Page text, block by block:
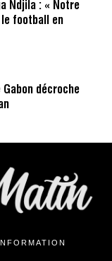
Ndjila : « Notre
football en
décroche